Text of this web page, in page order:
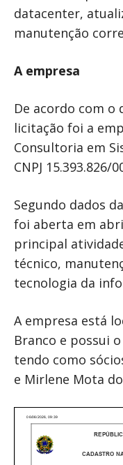
datacenter,
manutenção
A empresa
De acordo com o
licitação foi a
Consultoria em
CNPJ 15.393.826/
Segundo dados
foi aberta em
principal
técnico,
tecnologia da
A empresa está
Branco e possui
tendo como
e Mirlene Mota